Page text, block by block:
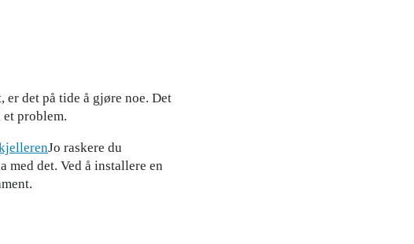
det på tide å gjøre noe. Det
problem.
Jo raskere du
med det. Ved å installere en